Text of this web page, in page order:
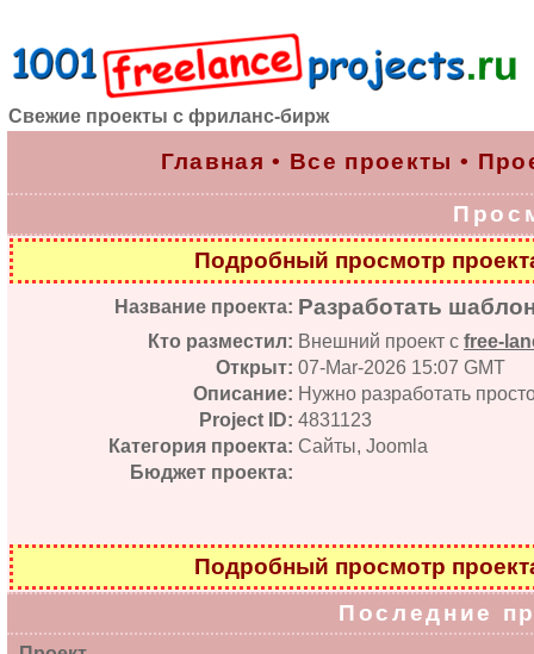
Свежие проекты с фриланс-бирж
Главная • Все проекты •
Подробный просмотр
Название проекта: Разработать
Кто разместил: Внешний проект с free-
Открыт: 07-Mar-2026 15:07 GMT
Описание: Нужно разработать
Project ID: 4831123
Категория проекта: Сайты, Joomla
Бюджет проекта:
Подробный просмотр
Последние